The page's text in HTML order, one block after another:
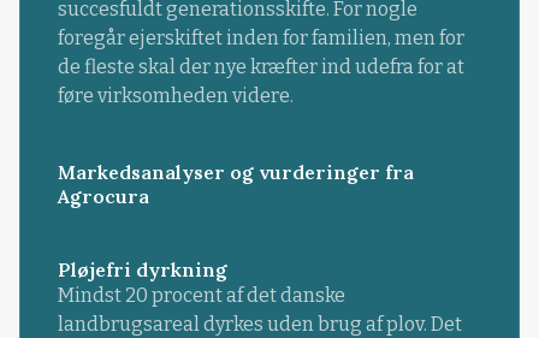
succesfuldt generationsskifte. For nogle
foregår ejerskiftet inden for familien, men for
de fleste skal der nye kræfter ind udefra for at
føre virksomheden videre.
Markedsanalyser og vurderinger fra
Agrocura
Pløjefri dyrkning
Mindst 20 procent af det danske
landbrugsareal dyrkes uden brug af plov. Det